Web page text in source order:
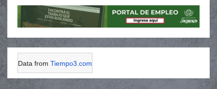
Data from Tiempo3.com